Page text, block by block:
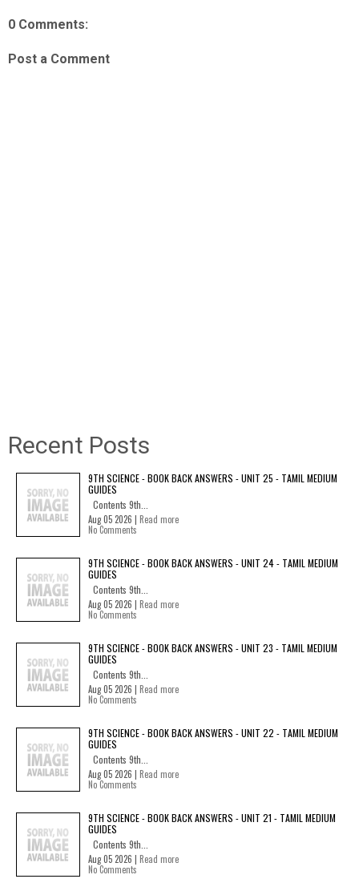
0 Comments:
Post a Comment
Recent Posts
9TH SCIENCE - BOOK BACK ANSWERS - UNIT 25 - TAMIL MEDIUM
GUIDES
Contents 9th...
Aug 05 2026 | Read more
No Comments
9TH SCIENCE - BOOK BACK ANSWERS - UNIT 24 - TAMIL MEDIUM
GUIDES
Contents 9th...
Aug 05 2026 | Read more
No Comments
9TH SCIENCE - BOOK BACK ANSWERS - UNIT 23 - TAMIL MEDIUM
GUIDES
Contents 9th...
Aug 05 2026 | Read more
No Comments
9TH SCIENCE - BOOK BACK ANSWERS - UNIT 22 - TAMIL MEDIUM
GUIDES
Contents 9th...
Aug 05 2026 | Read more
No Comments
9TH SCIENCE - BOOK BACK ANSWERS - UNIT 21 - TAMIL MEDIUM
GUIDES
Contents 9th...
Aug 05 2026 | Read more
No Comments